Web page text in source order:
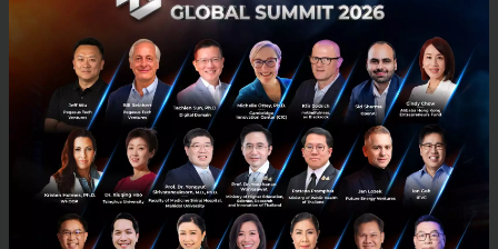
SCB paragon QR Code Emporium
E-mail :contact@techsauce.co